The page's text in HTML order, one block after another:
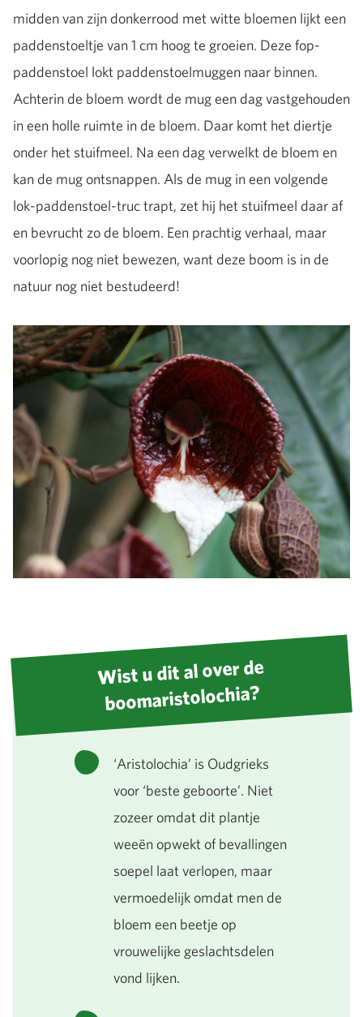
midden van zijn donkerrood met witte bloemen lijkt een
paddenstoeltje van 1 cm hoog te groeien. Deze fop-
paddenstoel lokt paddenstoelmuggen naar binnen.
Achterin de bloem wordt de mug een dag vastgehouden
in een holle ruimte in de bloem. Daar komt het diertje
onder het stuifmeel. Na een dag verwelkt de bloem en
kan de mug ontsnappen. Als de mug in een volgende
lok-paddenstoel-truc trapt, zet hij het stuifmeel daar af
en bevrucht zo de bloem. Een prachtig verhaal, maar
voorlopig nog niet bewezen, want deze boom is in de
natuur nog niet bestudeerd!
Wist u dit al over de
boomaristolochia?
‘Aristolochia’ is Oudgrieks
voor ‘beste geboorte’. Niet
zozeer omdat dit plantje
weeën opwekt of bevallingen
soepel laat verlopen, maar
vermoedelijk omdat men de
bloem een beetje op
vrouwelijke geslachtsdelen
vond lijken.